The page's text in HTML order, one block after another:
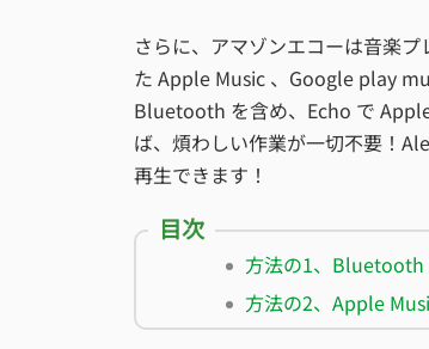
さらに、アマゾンエコーは音楽
た Apple Music 、Google play
Bluetooth を含め、Echo で
ば、煩わしい作業が一切不要！
再生できます！
目次
方法の1、Bluetooth
方法の2、Apple